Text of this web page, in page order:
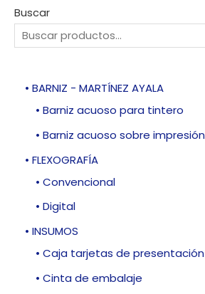
Buscar
• BARNIZ - MARTÍNEZ AYALA
• Barniz acuoso para tintero
• Barniz acuoso sobre impresión
• FLEXOGRAFÍA
• Convencional
• Digital
• INSUMOS
• Caja tarjetas de presentación
• Cinta de embalaje